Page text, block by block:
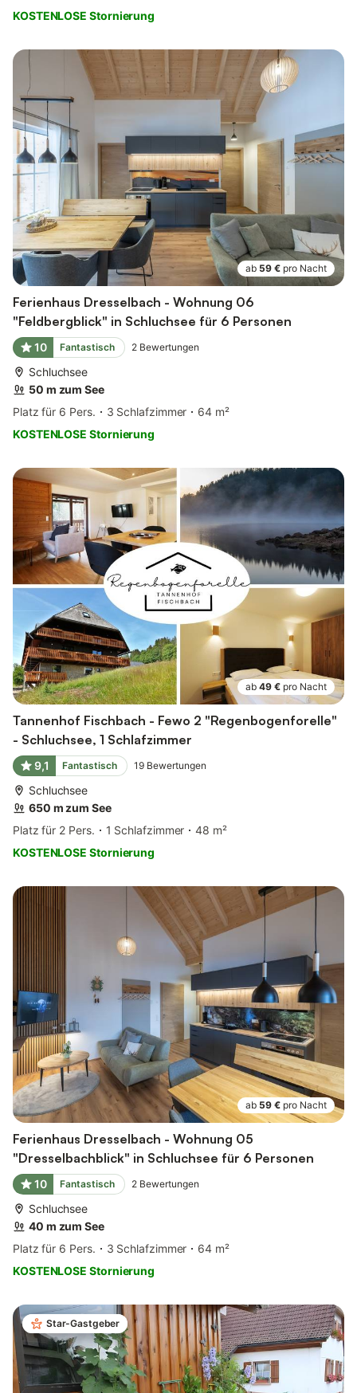
KOSTENLOSE Stornierung
ab 59 € pro Nacht
Ferienhaus Dresselbach - Wohnung 06
"Feldbergblick" in Schluchsee für 6 Personen
10 Fantastisch 2 Bewertungen
Schluchsee
50 m zum See
Platz für 6 Pers.
3 Schlafzimmer
64 m²
KOSTENLOSE Stornierung
ab 49 € pro Nacht
Tannenhof Fischbach - Fewo 2 "Regenbogenforelle"
- Schluchsee, 1 Schlafzimmer
9,1 Fantastisch 19 Bewertungen
Schluchsee
650 m zum See
Platz für 2 Pers.
1 Schlafzimmer
48 m²
KOSTENLOSE Stornierung
ab 59 € pro Nacht
Ferienhaus Dresselbach - Wohnung 05
"Dresselbachblick" in Schluchsee für 6 Personen
10 Fantastisch 2 Bewertungen
Schluchsee
40 m zum See
Platz für 6 Pers.
3 Schlafzimmer
64 m²
KOSTENLOSE Stornierung
Star-Gastgeber